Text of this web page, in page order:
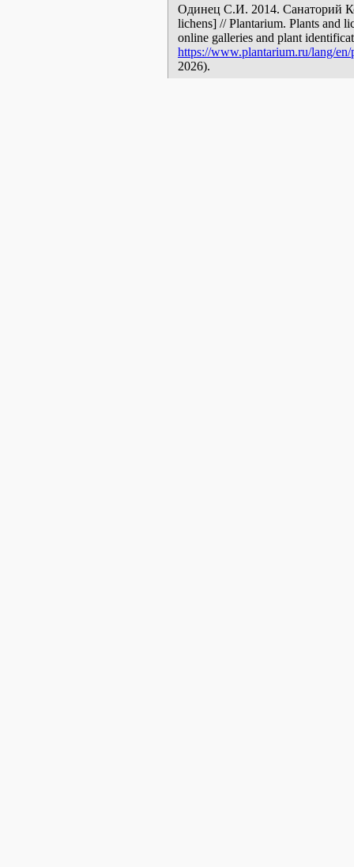
Одинец С.И. 2014. Санаторий
lichens] // Plantarium. Plants and
online galleries and plant
https://www.plantarium.ru/lang/
2026).